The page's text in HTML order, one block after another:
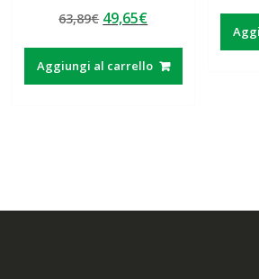
5.00
su 5
63,89€ Il
originale
era:
49,65€Il
attuale
è:
Aggiungi al carrello